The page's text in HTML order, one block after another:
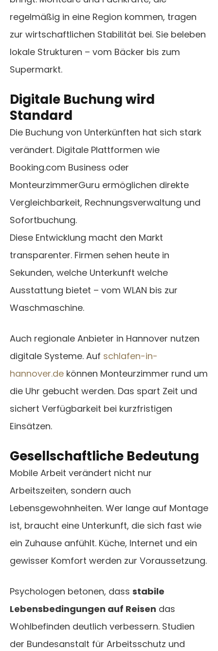
regelmäßig in eine Region kommen, tragen
zur wirtschaftlichen Stabilität bei. Sie beleben
lokale Strukturen – vom Bäcker bis zum
Supermarkt.
Digitale Buchung wird
Standard
Die Buchung von Unterkünften hat sich stark
verändert. Digitale Plattformen wie
Booking.com Business oder
MonteurzimmerGuru ermöglichen direkte
Vergleichbarkeit, Rechnungsverwaltung und
Sofortbuchung.
Diese Entwicklung macht den Markt
transparenter. Firmen sehen heute in
Sekunden, welche Unterkunft welche
Ausstattung bietet – vom WLAN bis zur
Waschmaschine.
Auch regionale Anbieter in Hannover nutzen
digitale Systeme. Auf schlafen-in-
hannover.de können Monteurzimmer rund um
die Uhr gebucht werden. Das spart Zeit und
sichert Verfügbarkeit bei kurzfristigen
Einsätzen.
Gesellschaftliche Bedeutung
Mobile Arbeit verändert nicht nur
Arbeitszeiten, sondern auch
Lebensgewohnheiten. Wer lange auf Montage
ist, braucht eine Unterkunft, die sich fast wie
ein Zuhause anfühlt. Küche, Internet und ein
gewisser Komfort werden zur Voraussetzung.
Psychologen betonen, dass stabile
Lebensbedingungen auf Reisen das
Wohlbefinden deutlich verbessern. Studien
der Bundesanstalt für Arbeitsschutz und